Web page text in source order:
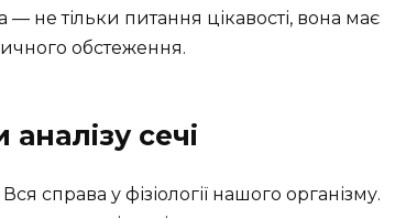
— не тільки питання цікавості, вона має
обстеження.
сечі
справа у фізіології нашого організму.